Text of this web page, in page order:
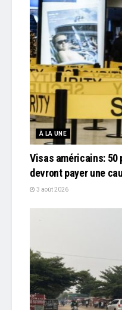
À LA UNE
Visas américains: 50
devront payer une
3 août 2026